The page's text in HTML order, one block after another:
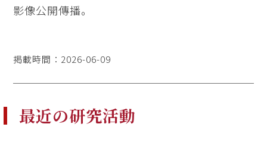
影像公開傳播。
掲載時間：2026-06-09
最近の研究活動